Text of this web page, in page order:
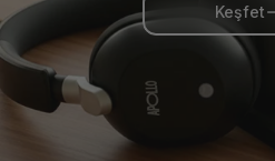
Keşfet